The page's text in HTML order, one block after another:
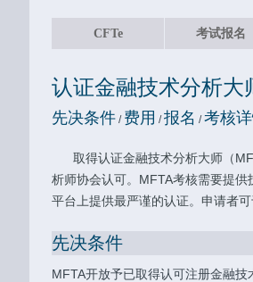
CFTe 考试报名
认证金融技术分析大
先决条件 / 费用 /报名 /考核
取得认证金融技术分析大师（
析师协会认可。MFTA考核需要提
平台上提供最严谨的认证。申请者可
先决条件
MFTA开放予已取得认可注册金融